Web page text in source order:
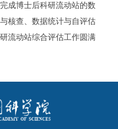
成博士后科研流动站的数
核查、数据统计与自评估
流动站综合评估工作圆满